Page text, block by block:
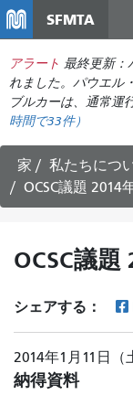
SFMTA
アラート 最終更新：
れました。パウエル
ブルカーは、通常運
時間で33件）
家 私たちにつ
OCSC議題 2014
OCSC議
シェアする：
2014年1月11日（
納得資料